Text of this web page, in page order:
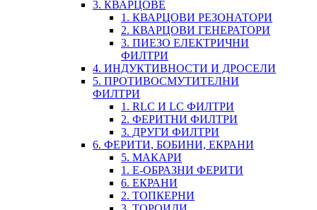
3. КВАРЦОВЕ
1. КВАРЦОВИ РЕЗОНАТОРИ
2. КВАРЦОВИ ГЕНЕРАТОРИ
3. ПИЕЗО ЕЛЕКТРИЧНИ
ФИЛТРИ
4. ИНДУКТИВНОСТИ И ДРОСЕЛИ
5. ПРОТИВОСМУТИТЕЛНИ
ФИЛТРИ
1. RLC И LC ФИЛТРИ
2. ФЕРИТНИ ФИЛТРИ
3. ДРУГИ ФИЛТРИ
6. ФЕРИТИ, БОБИНИ, ЕКРАНИ
5. МАКАРИ
1. Е-ОБРАЗНИ ФЕРИТИ
6. ЕКРАНИ
2. ТОПКЕРНИ